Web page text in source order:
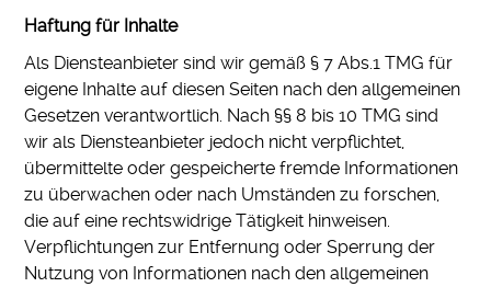
Haftung für Inhalte
Als Diensteanbieter sind wir gemäß § 7 Abs.1 TMG für
eigene Inhalte auf diesen Seiten nach den allgemeinen
Gesetzen verantwortlich. Nach §§ 8 bis 10 TMG sind
wir als Diensteanbieter jedoch nicht verpflichtet,
übermittelte oder gespeicherte fremde Informationen
zu überwachen oder nach Umständen zu forschen,
die auf eine rechtswidrige Tätigkeit hinweisen.
Verpflichtungen zur Entfernung oder Sperrung der
Nutzung von Informationen nach den allgemeinen